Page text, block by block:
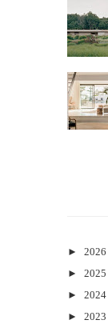
► 2026
► 2025
► 2024
► 2023